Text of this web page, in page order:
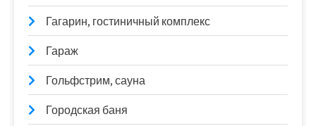
Гагарин, гостиничный комплекс
Гараж
Гольфстрим, сауна
Городская баня